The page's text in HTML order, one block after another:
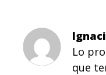
Lo
que